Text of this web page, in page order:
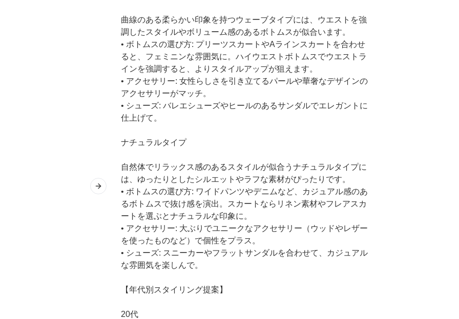
Next slide
曲線のある柔らかい印象を持つウェーブタイプには、ウエストを強
調したスタイルやボリューム感のあるボトムスが似合います。
• ボトムスの選び方: プリーツスカートやAラインスカートを合わせ
ると、フェミニンな雰囲気に。ハイウエストボトムスでウエストラ
インを強調すると、よりスタイルアップが狙えます。
• アクセサリー: 女性らしさを引き立てるパールや華奢なデザインの
アクセサリーがマッチ。
• シューズ: バレエシューズやヒールのあるサンダルでエレガントに
仕上げて。
ナチュラルタイプ
自然体でリラックス感のあるスタイルが似合うナチュラルタイプに
は、ゆったりとしたシルエットやラフな素材がぴったりです。
• ボトムスの選び方: ワイドパンツやデニムなど、カジュアル感のあ
るボトムスで抜け感を演出。スカートならリネン素材やフレアスカ
ートを選ぶとナチュラルな印象に。
• アクセサリー: 大ぶりでユニークなアクセサリー（ウッドやレザー
を使ったものなど）で個性をプラス。
• シューズ: スニーカーやフラットサンダルを合わせて、カジュアル
な雰囲気を楽しんで。
【年代別スタイリング提案】
20代